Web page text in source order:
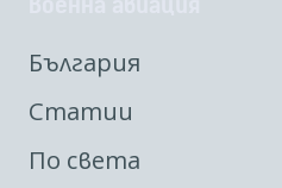
България
Статии
По света